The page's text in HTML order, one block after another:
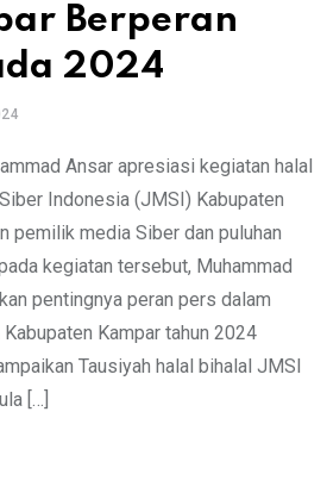
Berperan
2024
Ansar apresiasi kegiatan halal
Indonesia (JMSI) Kabupaten
pemilik media Siber dan puluhan
kegiatan tersebut, Muhammad
pentingnya peran pers dalam
Kampar tahun 2024
Tausiyah halal bihalal JMSI
[…]